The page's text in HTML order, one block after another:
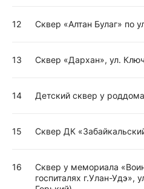
12 Сквер «Алтан Булаг» по
13 Сквер «Дархан», ул.
14 Детский сквер у
15 Сквер ДК
16
Сквер у мемориала
госпиталях г.Улан-Удэ»,